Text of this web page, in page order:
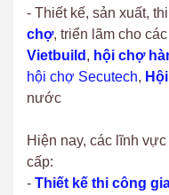
- Thiết kế, sản xuất,
chợ, triển lãm cho
Vietbuild , hội chợ
hội chợ Secutech,
nước
Hiện nay, các lĩnh
cấp:
- Thiết kế thi công